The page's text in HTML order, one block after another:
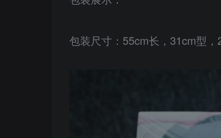
包装尺寸：55cm长，31cm型，